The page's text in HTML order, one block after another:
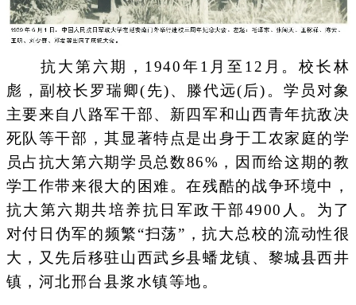
抗大第六期，1940年1月至12月。校长林
彪，副校长罗瑞卿(先)、滕代远(后)。学员对象
主要来自八路军干部、新四军和山西青年抗敌决
死队等干部，其显著特点是出身于工农家庭的学
员占抗大第六期学员总数86%，因而给这期的教
学工作带来很大的困难。在残酷的战争环境中，
抗大第六期共培养抗日军政干部4900人。为了
对付日伪军的频繁“扫荡”，抗大总校的流动性很
大，又先后移驻山西武乡县蟠龙镇、黎城县西井
镇，河北邢台县浆水镇等地。